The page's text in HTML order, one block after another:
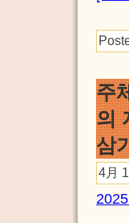
주
의
삼
4月